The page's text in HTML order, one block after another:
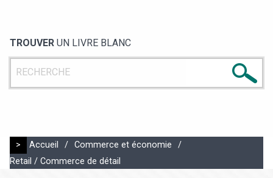
TROUVER UN LIVRE BLANC
> Accueil / Commerce et économie
/
Retail / Commerce de détail